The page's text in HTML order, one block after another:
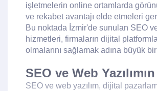
işletmelerin online ortamlarda
ve rekabet avantajı elde etmeleri
Bu noktada İzmir'de sunulan SEO
hizmetleri, firmaların dijital
olmalarını sağlamak adına büyük
SEO ve Web
SEO ve web yazılım, dijital